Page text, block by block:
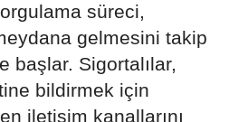
süreci,
gelmesini takip
başlar. Sigortalılar,
bildirmek için
iletişim kanallarını